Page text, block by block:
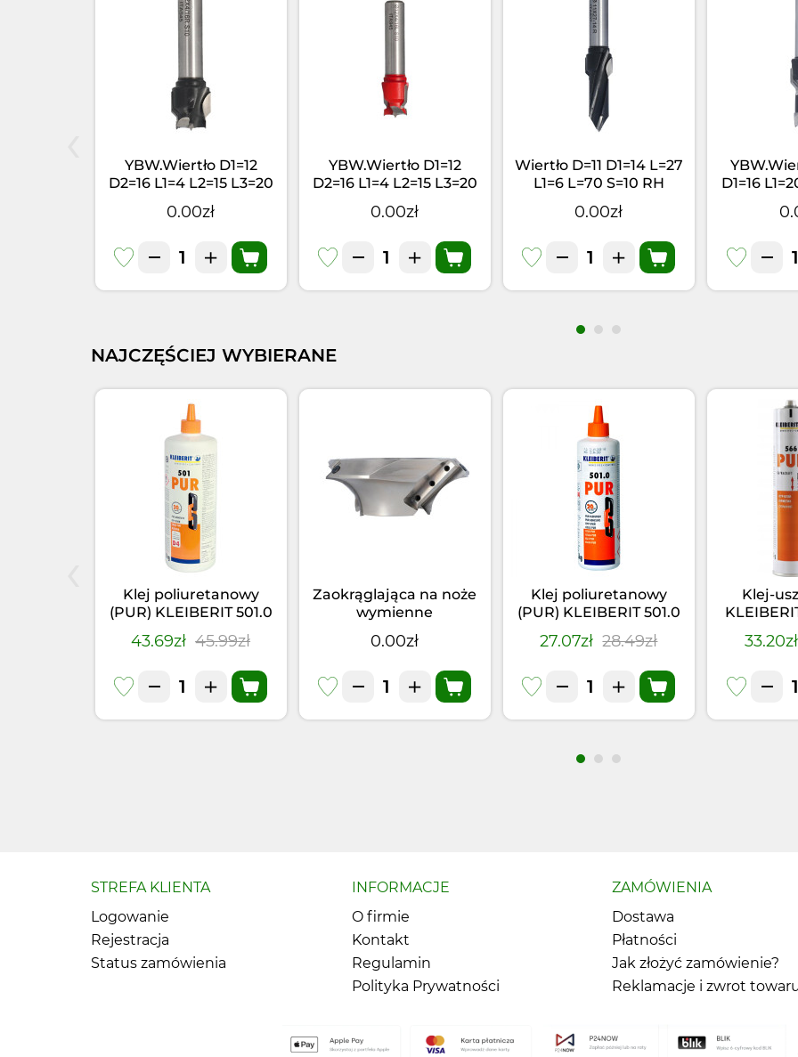
YBW.Wiertło D1=12
D2=16 L1=4 L2=15 L3=20
LT=57,5 S=10 RH
0.00zł
YBW.Wiertło D1=12
D2=16 L1=4 L2=15 L3=20
LT=57,5 S=10 LH
0.00zł
Wiertło D=11 D1=14 L=27
L1=6 L=70 S=10 RH
0.00zł
D1=16
NAJCZĘŚCIEJ WYBIERANE
Klej poliuretanowy
(PUR) KLEIBERIT 501.0
(1kg)
43.69zł 45.99zł
Zaokrąglająca na noże
wymienne
0.00zł
Klej poliuretanowy
(PUR) KLEIBERIT 501.0
(0,5kg)
27.07zł 28.49zł
Klej-
33.20zł
STREFA KLIENTA
Logowanie
Rejestracja
Status zamówienia
INFORMACJE
O firmie
Kontakt
Regulamin
Polityka Prywatności
ZAMÓWIENIA
Dostawa
Płatności
Jak złożyć zamówienie?
Reklamacje i zwrot